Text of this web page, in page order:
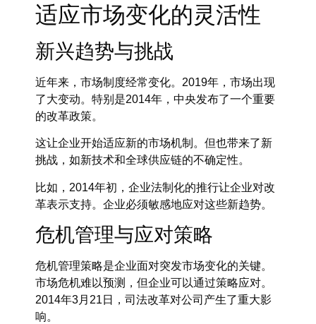
适应市场变化的灵活性
新兴趋势与挑战
近年来，市场制度经常变化。2019年，市场出现
了大变动。特别是2014年，中央发布了一个重要
的改革政策。
这让企业开始适应新的市场机制。但也带来了新
挑战，如新技术和全球供应链的不确定性。
比如，2014年初，企业法制化的推行让企业对改
革表示支持。企业必须敏感地应对这些新趋势。
危机管理与应对策略
危机管理策略是企业面对突发市场变化的关键。
市场危机难以预测，但企业可以通过策略应对。
2014年3月21日，司法改革对公司产生了重大影
响。